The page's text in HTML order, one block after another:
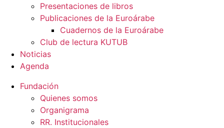
Presentaciones de libros
Publicaciones de la Euroárabe
Cuadernos de la Euroárabe
Club de lectura KUTUB
Noticias
Agenda
Fundación
Quienes somos
Organigrama
RR. Institucionales